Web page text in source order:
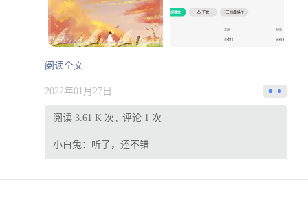
阅读全文
2022年01月27日
阅读 3.61 K 次 评论 1 次
小白兔： 听了，还不错